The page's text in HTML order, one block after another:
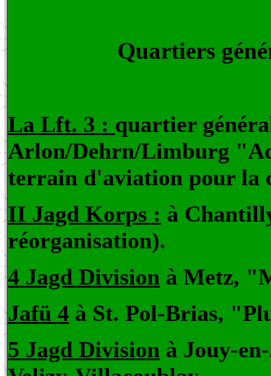
Quartiers
La Lft. 3 : quartier
Arlon/Dehrn/Limburg
terrain d'aviation pour la
II Jagd Korps : à
réorganisation).
4 Jagd Division à Metz,
Jafü 4 à St. Pol-Brias,
5 Jagd Division à Jouy-